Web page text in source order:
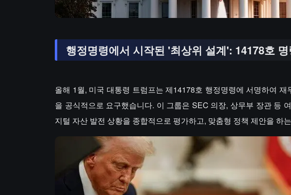
행정명령에서 시작된 '최상위 설계': 14178호
올해 1월, 미국 대통령 트럼프는 제14178호 행정명령에 서명하여
을 공식적으로 요구했습니다. 이 그룹은 SEC 의장, 상무부 장관 등
지털 자산 발전 상황을 종합적으로 평가하고, 맞춤형 정책 제안을 하